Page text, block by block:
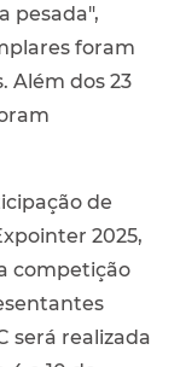
pesada",
foram
Além dos 23
de
2025,
competição
será realizada